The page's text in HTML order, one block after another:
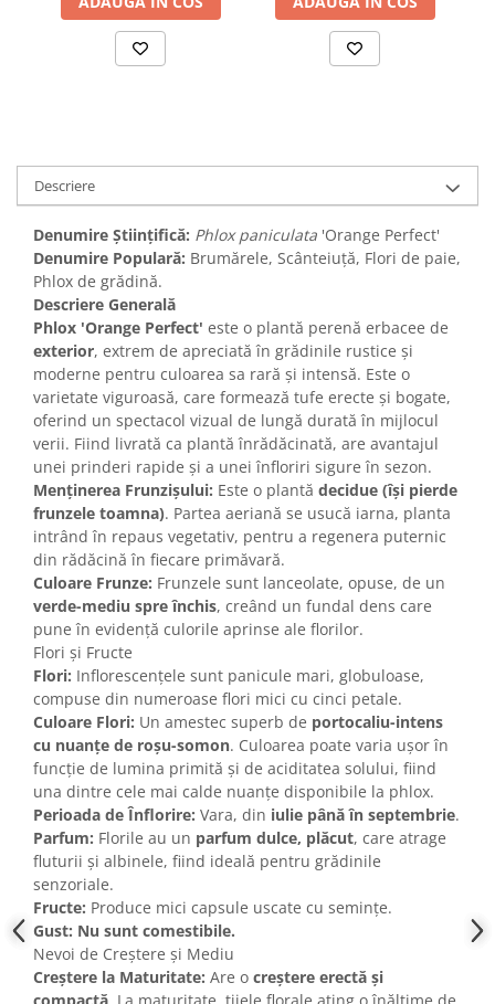
Descriere
Denumire Științifică: Phlox paniculata 'Orange Perfect'
Denumire Populară: Brumărele, Scânteiuță, Flori de paie,
Phlox de grădină.
Descriere Generală
Phlox 'Orange Perfect' este o plantă perenă erbacee de
exterior, extrem de apreciată în grădinile rustice și
moderne pentru culoarea sa rară și intensă. Este o
varietate viguroasă, care formează tufe erecte și bogate,
oferind un spectacol vizual de lungă durată în mijlocul
verii. Fiind livrată ca plantă înrădăcinată, are avantajul
unei prinderi rapide și a unei înfloriri sigure în sezon.
Menținerea Frunzișului: Este o plantă decidue (își pierde
frunzele toamna). Partea aeriană se usucă iarna, planta
intrând în repaus vegetativ, pentru a regenera puternic
din rădăcină în fiecare primăvară.
Culoare Frunze: Frunzele sunt lanceolate, opuse, de un
verde-mediu spre închis, creând un fundal dens care
pune în evidență culorile aprinse ale florilor.
Flori și Fructe
Flori: Inflorescențele sunt panicule mari, globuloase,
compuse din numeroase flori mici cu cinci petale.
Culoare Flori: Un amestec superb de portocaliu-intens
cu nuanțe de roșu-somon. Culoarea poate varia ușor în
funcție de lumina primită și de aciditatea solului, fiind
una dintre cele mai calde nuanțe disponibile la phlox.
Perioada de Înflorire: Vara, din iulie până în septembrie.
Parfum: Florile au un parfum dulce, plăcut, care atrage
fluturii și albinele, fiind ideală pentru grădinile
senzoriale.
Fructe: Produce mici capsule uscate cu semințe.
Gust: Nu sunt comestibile.
Nevoi de Creștere și Mediu
Creștere la Maturitate: Are o creștere erectă și